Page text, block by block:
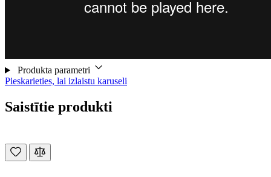
Produkta parametri
Pieskarieties, lai izlaistu karuseli
Saistītie produkti